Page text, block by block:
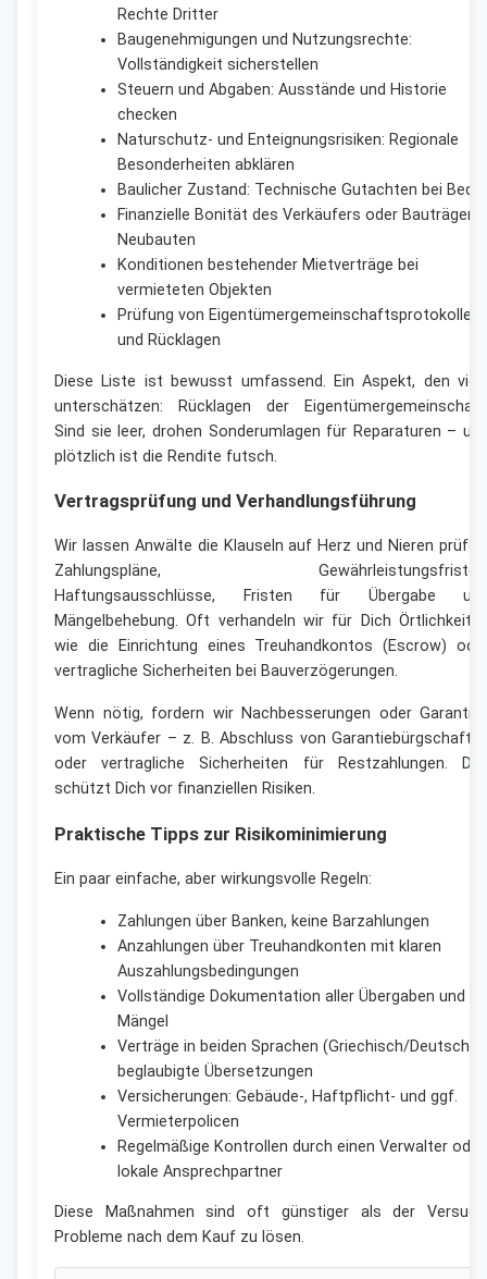
Rechte Dritter
Baugenehmigungen und Nutzungsrechte:
Vollständigkeit sicherstellen
Steuern und Abgaben: Ausstände und Historie
checken
Naturschutz- und Enteignungsrisiken: Regionale
Besonderheiten abklären
Baulicher Zustand: Technische Gutachten bei
Finanzielle Bonität des Verkäufers oder Bauträgers
Neubauten
Konditionen bestehender Mietverträge bei
vermieteten Objekten
Prüfung von Eigentümergemeinschaftsprotokollen
und Rücklagen
Diese Liste ist bewusst umfassend. Ein Aspekt, den
unterschätzen: Rücklagen der
Sind sie leer, drohen Sonderumlagen für Reparaturen –
plötzlich ist die Rendite futsch.
Vertragsprüfung und Verhandlungsführung
Wir lassen Anwälte die Klauseln auf Herz und Nieren
Zahlungspläne,
Haftungsausschlüsse, Fristen für Übergabe
Mängelbehebung. Oft verhandeln wir für Dich
wie die Einrichtung eines Treuhandkontos (Escrow)
vertragliche Sicherheiten bei Bauverzögerungen.
Wenn nötig, fordern wir Nachbesserungen oder
vom Verkäufer – z. B. Abschluss von
oder vertragliche Sicherheiten für Restzahlungen.
schützt Dich vor finanziellen Risiken.
Praktische Tipps zur Risikominimierung
Ein paar einfache, aber wirkungsvolle Regeln:
Zahlungen über Banken, keine Barzahlungen
Anzahlungen über Treuhandkonten mit klaren
Auszahlungsbedingungen
Vollständige Dokumentation aller Übergaben und
Mängel
Verträge in beiden Sprachen (Griechisch/Deutsch)
beglaubigte Übersetzungen
Versicherungen: Gebäude-, Haftpflicht- und ggf.
Vermieterpolicen
Regelmäßige Kontrollen durch einen Verwalter oder
lokale Ansprechpartner
Diese Maßnahmen sind oft günstiger als der
Probleme nach dem Kauf zu lösen.